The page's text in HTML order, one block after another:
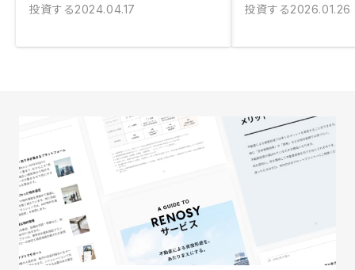
投資する2024.04.17
投資する2026.01.26